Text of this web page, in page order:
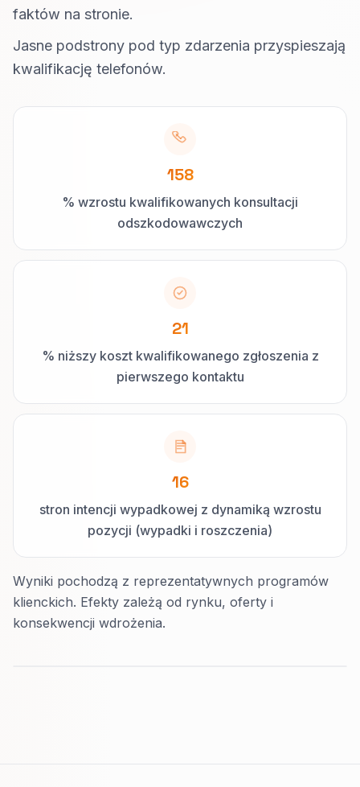
faktów na stronie.
Jasne podstrony pod typ zdarzenia przyspieszają
kwalifikację telefonów.
158
% wzrostu kwalifikowanych konsultacji
odszkodowawczych
21
% niższy koszt kwalifikowanego zgłoszenia z
pierwszego kontaktu
16
stron intencji wypadkowej z dynamiką wzrostu
pozycji (wypadki i roszczenia)
Wyniki pochodzą z reprezentatywnych programów
klienckich. Efekty zależą od rynku, oferty i
konsekwencji wdrożenia.